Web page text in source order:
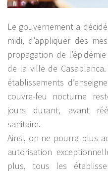
Le gouvernement a
midi, d’appliquer des
propagation de
de la ville de
établissements
couvre-feu nocturne
jours durant, avant
sanitaire.
Ainsi, on ne pourra plus
autorisation
plus, tous les